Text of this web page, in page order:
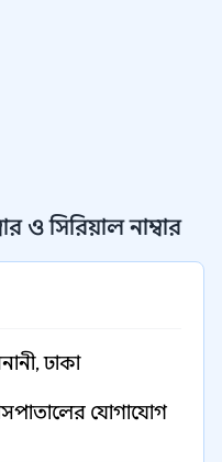
ও সিরিয়াল নাম্বার
ঢাকা
যোগাযোগ